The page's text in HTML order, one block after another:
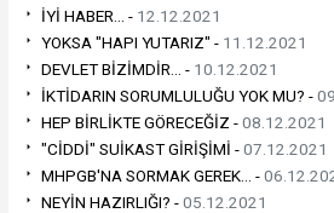
İYİ HABER... - 12.12.2021
YOKSA "HAPI YUTARIZ" - 11.12.2021
DEVLET BİZİMDİR... - 10.12.2021
İKTİDARIN SORUMLULUĞU YOK MU? -
HEP BİRLİKTE GÖRECEĞİZ -08.12.2021
"CİDDİ" SUİKAST GİRİŞİMİ -07.12.2021
MHPGB'NA SORMAK GEREK... -
NEYİN HAZIRLIĞI? -05.12.2021